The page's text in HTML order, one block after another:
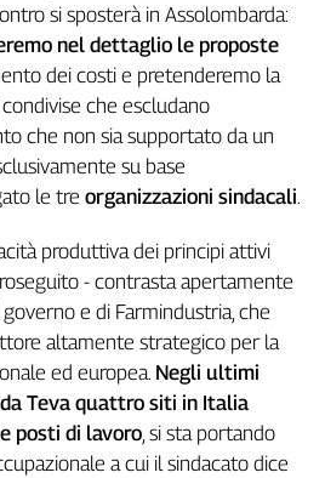
si sposterà in Assolombarda:
nel dettaglio le proposte
dei costi e pretenderemo la
che escludano
che non sia supportato da un
su base
le tre organizzazioni sindacali.
produttiva dei principi attivi
- contrasta apertamente
e di Farmindustria, che
altamente strategico per la
ed europea. Negli ultimi
Teva quattro siti in Italia
posti di lavoro, si sta portando
a cui il sindacato dice